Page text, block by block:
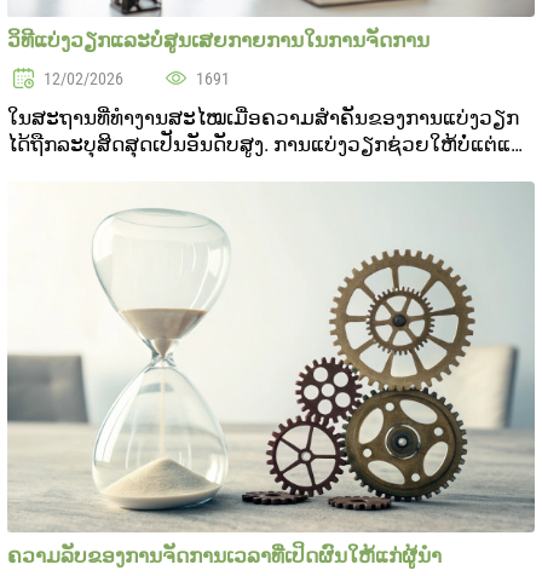
ວິທີແບ່ງວຽກແລະບໍ່ສູນເສຍກາຍການໃນການຈັດການ
12/02/2026 1691
ໃນສະຖານທີ່ທໍາງານສະໄໝເມື່ອຄວາມສຳຄັນຂອງການແບ່ງວຽກ
ໄດ້ຖືກລະບຸສິດສຸດເປັນອັນດັບສູງ. ການແບ່ງວຽກຊ່ວຍໃຫ້ບໍ່ແຕ່ແບ່ງ
ຄວາມລັບຂອງການຈັດການເວລາທີ່ເປິດຜົນໃຫ້ແກ່ຜູ້ນຳ